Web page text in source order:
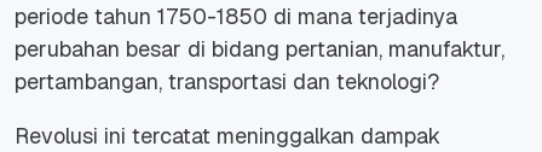
periode tahun 1750-1850 di mana terjadinya
perubahan besar di bidang pertanian, manufaktur,
pertambangan, transportasi dan teknologi?
Revolusi ini tercatat meninggalkan dampak